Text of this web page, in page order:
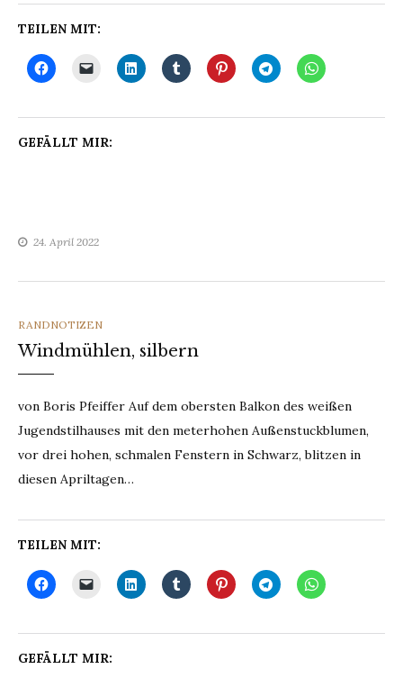
TEILEN MIT:
GEFÄLLT MIR:
24. April 2022
CATEGORIES
RANDNOTIZEN
Windmühlen, silbern
von Boris Pfeiffer Auf dem obersten Balkon des weißen
Jugendstilhauses mit den meterhohen Außenstuckblumen,
vor drei hohen, schmalen Fenstern in Schwarz, blitzen in
diesen Apriltagen…
TEILEN MIT:
GEFÄLLT MIR: